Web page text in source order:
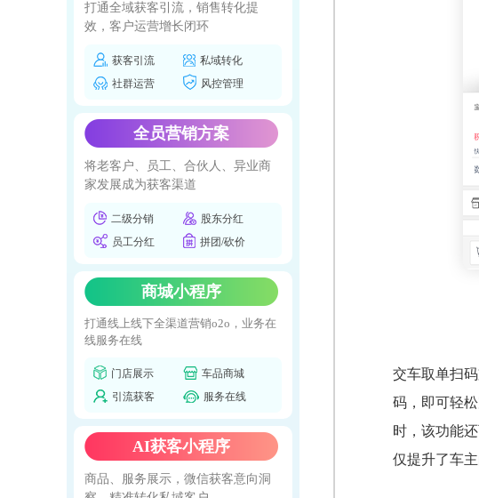
打通全域获客引流，销售转化提
效，客户运营增长闭环
获客引流
私域转化
社群运营
风控管理
全员营销方案
将老客户、员工、合伙人、异业商
家发展成为获客渠道
二级分销
股东分红
员工分红
拼团/砍价
商城小程序
打通线上线下全渠道营销o2o，业务在
线服务在线
门店展示
车品商城
引流获客
服务在线
AI获客小程序
商品、服务展示，微信获客意向洞
交车取单扫
码，即可轻
时，该功能
仅提升了车